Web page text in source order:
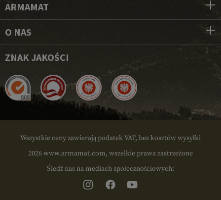
ARMAMAT
O NAS
ZNAK JAKOŚCI
Wszystkie ceny zawierają podatek VAT, bez kosztów wysyłki
2026 www.armamat.com, wszelkie prawa zastrzeżone
Śledź nas na mediach społecznościowych: